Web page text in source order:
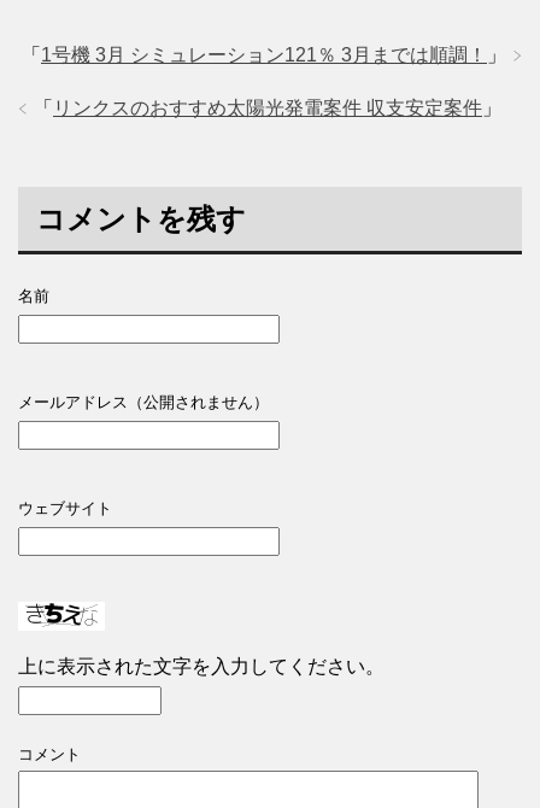
「 1号機 3月 シミュレーション121％ 3月までは順調！ 」
「 リンクスのおすすめ太陽光発電案件 収支安定案件 」
コメントを残す
名前
メールアドレス（公開されません）
ウェブサイト
上に表示された文字を入力してください。
コメント